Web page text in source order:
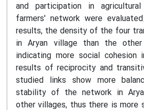
and participation in
farmers' network were
results, the density of the four
in Aryan village than the
indicating more social
results of reciprocity and
studied links show more
stability of the network in
other villages, thus there is more